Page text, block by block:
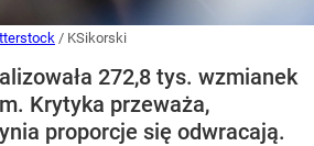
/ KSikorski
272,8 tys. wzmianek
Krytyka przeważa,
proporcje się odwracają.